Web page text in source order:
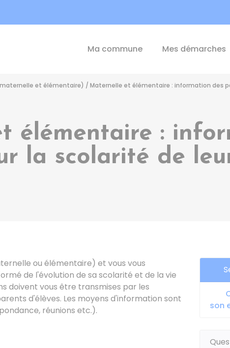
Ma commune Mes démarches
et élémentaire) / Maternelle et élémentaire : information des
élémentaire :
la scolarité de
ou élémentaire) et vous vous
de l'évolution de sa scolarité et de la vie
doivent vous être transmises par les
d'élèves. Les moyens d'information sont
réunions etc.).
son